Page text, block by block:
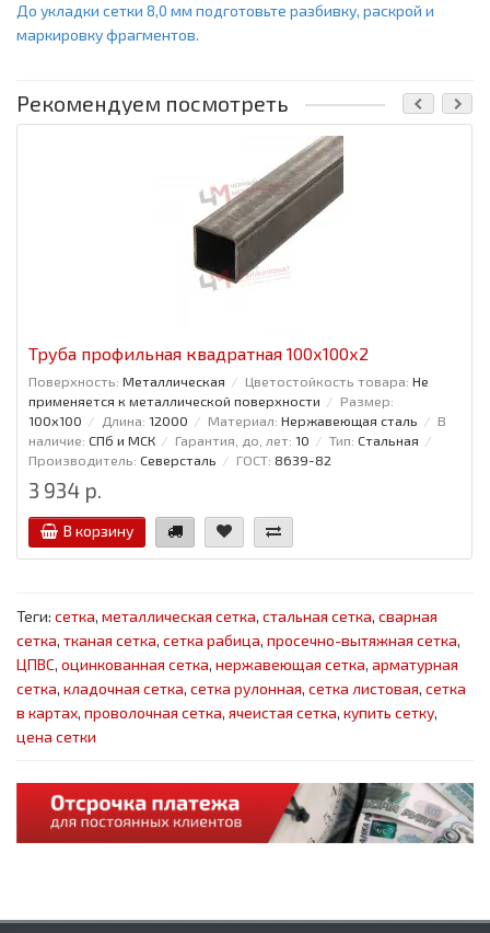
До укладки сетки 8,0 мм подготовьте разбивку, раскрой и
маркировку фрагментов.
Рекомендуем посмотреть
Труба профильная квадратная 100x100x2
Поверхность: Металлическая Цветостойкость товара: Не
применяется к металлической поверхности
Размер:
100x100
Длина: 12000 Материал: Нержавеющая сталь
В
наличие: СПб и МСК Гарантия, до, лет: 10 Тип: Стальная
Производитель: Северсталь ГОСТ: 8639-82
3 934 р.
В корзину
Теги: сетка, металлическая сетка, стальная сетка, сварная
сетка, тканая сетка, сетка рабица, просечно-вытяжная сетка,
ЦПВС, оцинкованная сетка, нержавеющая сетка, арматурная
сетка, кладочная сетка, сетка рулонная, сетка листовая, сетка
в картах, проволочная сетка, ячеистая сетка, купить сетку,
цена сетки